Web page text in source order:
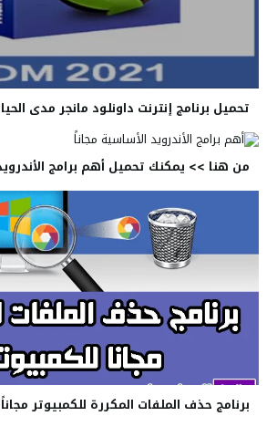
تحميل برنامج إنترنت داونلود مانجر مدى
من هنا >> يمكنك تحميل أهم برامج
برنامج حذف الملفات المكررة للكمبيوتر